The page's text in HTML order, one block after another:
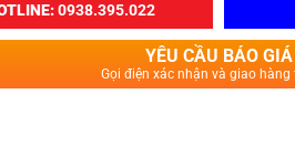
0938.395.022
YÊU CẦU BÁO GIÁ
Gọi điện xác nhận và giao hàng